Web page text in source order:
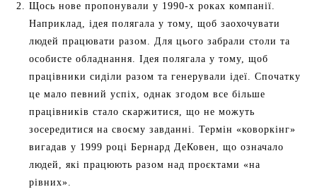
Щось нове пропонували у 1990-х роках компанії.
Наприклад, ідея полягала у тому, щоб заохочувати
людей працювати разом. Для цього забрали столи та
особисте обладнання. Ідея полягала у тому, щоб
працівники сиділи разом та генерували ідеї. Спочатку
це мало певний успіх, однак згодом все більше
працівників стало скаржитися, що не можуть
зосередитися на своєму завданні. Термін «коворкінг»
вигадав у 1999 році Бернард ДеКовен, що означало
людей, які працюють разом над проєктами «на
рівних».